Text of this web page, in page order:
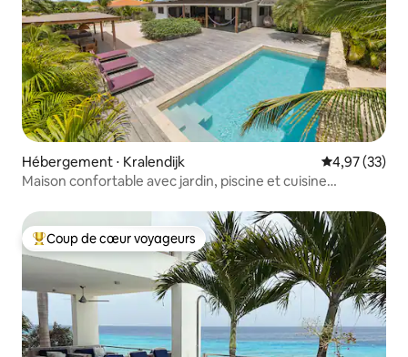
Hébergement ⋅ Kralendijk Évaluation
4,97 (33)
Maison confortable avec jardin, piscine et cuisine
Coups de cœur voyageurs les plus appréciés
Coup de cœur voyageurs